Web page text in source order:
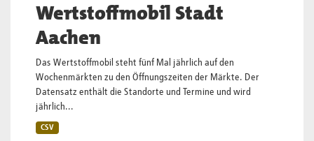
Wertstoffmobil Stadt
Aachen
Das Wertstoffmobil steht fünf Mal jährlich auf den
Wochenmärkten zu den Öffnungszeiten der Märkte. Der
Datensatz enthält die Standorte und Termine und wird
jährlich...
CSV